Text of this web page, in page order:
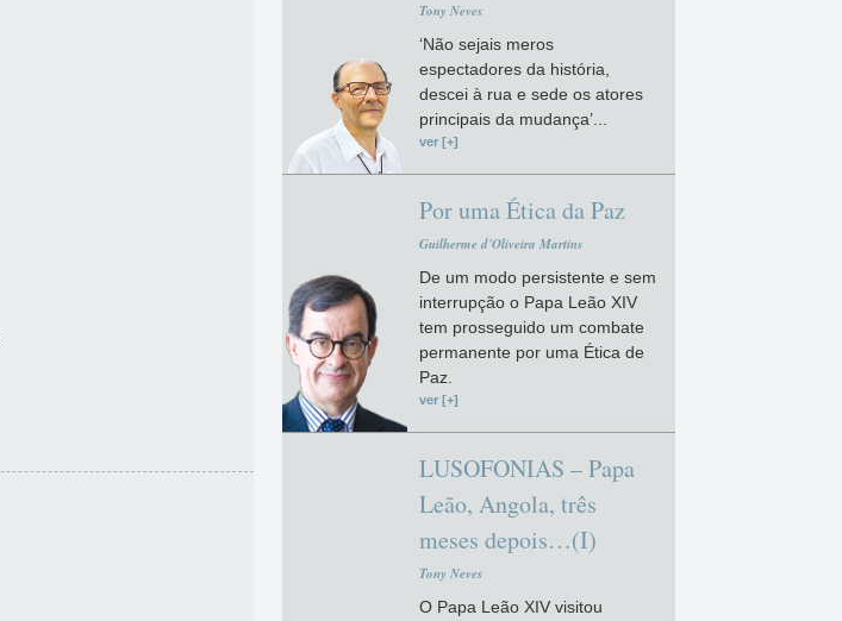
Tony Neves
‘Não sejais meros
espectadores da história,
descei à rua e sede os atores
principais da mudança’...
ver [+]
Por uma Ética da Paz
Guilherme d'Oliveira Martins
De um modo persistente e sem
interrupção o Papa Leão XIV
tem prosseguido um combate
permanente por uma Ética de
Paz.
ver [+]
LUSOFONIAS – Papa
Leão, Angola, três
meses depois…(I)
Tony Neves
O Papa Leão XIV visitou